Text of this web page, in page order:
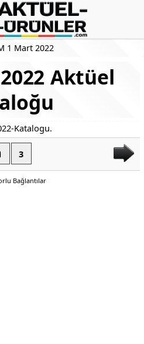
1 Mart 2022
Aktüel
3
Bağlantılar